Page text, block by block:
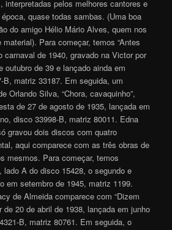
interpretadas pelos melhores cantores e
quase todas sambas. (Uma boa
do amigo Hélio Mário Alves, quem nos
Para começar, temos “Antes
carnaval de 1940, gravado na Victor por
outubro de 39 e lançado ainda em
B, matriz 33187. Em seguida, um
Orlando Silva, “Chora, cavaquinho”,
de 27 de agosto de 1935, lançada em
disco 33998-B, matriz 80011. Edna
gravou dois discos com quatro
aqui comparece com as três obras de
mesmos. Para começar, temos
lado A do disco 15428, o segundo e
em setembro de 1945, matriz 1199.
de Almeida comparece com “Dizem
de 20 de abril de 1938, lançada em junho
B, matriz 80761. Em seguida, o